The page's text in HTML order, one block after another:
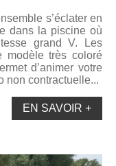
s’éclater en
dans la piscine où
grand V. Les
modèle très coloré
d’animer votre
non contractuelle...
EN SAVOIR +